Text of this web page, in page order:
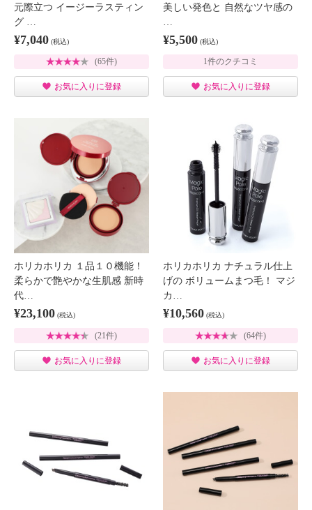
元際立つ イージーラスティン
グ …
¥7,040 (税込)
(65件)
お気に入りに登録
美しい発色と 自然なツヤ感の
¥5,500 (税込)
1件のクチコミ
お気に入りに登録
ホリカホリカ １品１０機能！
柔らかで艶やかな生肌感 新時
代…
¥23,100 (税込)
(21件)
お気に入りに登録
ホリカホリカ ナチュラル仕上
げの ボリュームまつ毛！ マジ
カ…
¥10,560 (税込)
(64件)
お気に入りに登録